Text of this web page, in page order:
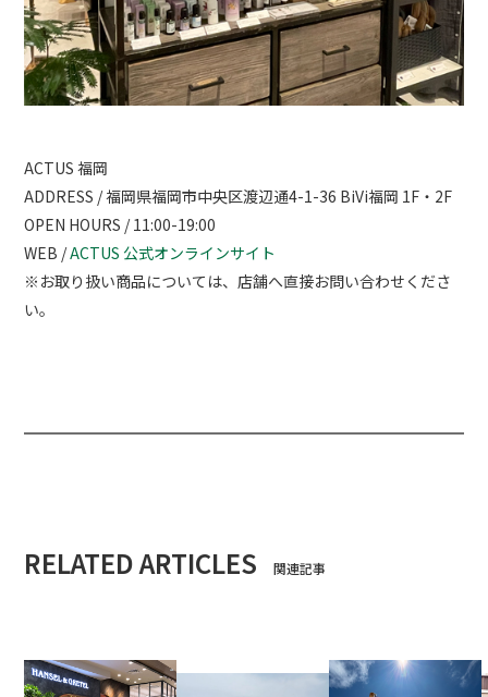
ACTUS 福岡
ADDRESS / 福岡県福岡市中央区渡辺通4-1-36 BiVi福岡 1F・2F
OPEN HOURS / 11:00-19:00
WEB /ACTUS 公式オンラインサイト
※お取り扱い商品については、店舗へ直接お問い合わせくださ
い。
RELATED ARTICLES 関連記事